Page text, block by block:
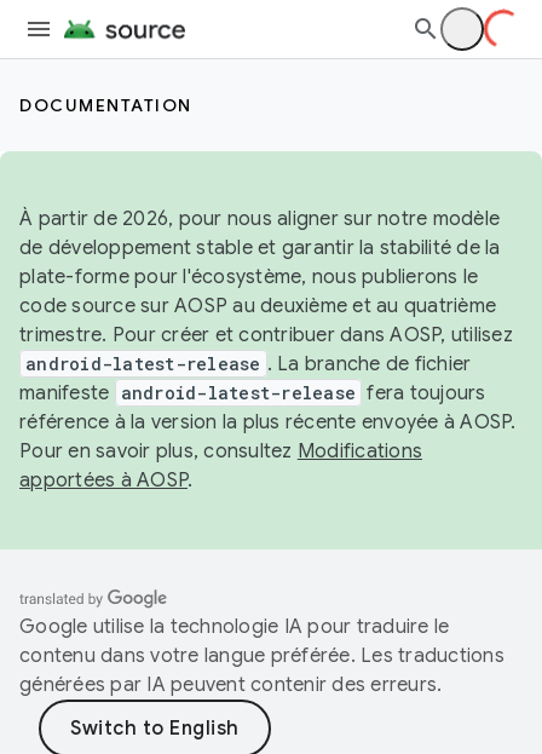
DOCUMENTATION
À partir de 2026, pour nous aligner sur notre modèle
de développement stable et garantir la stabilité de la
plate-forme pour l'écosystème, nous publierons le
code source sur AOSP au deuxième et au quatrième
trimestre. Pour créer et contribuer dans AOSP, utilisez
android-latest-release . La branche de fichier
manifeste android-latest-release fera toujours
référence à la version la plus récente envoyée à AOSP.
Pour en savoir plus, consultez Modifications
apportées à AOSP.
Google utilise la technologie IA pour traduire le
contenu dans votre langue préférée. Les traductions
générées par IA peuvent contenir des erreurs.